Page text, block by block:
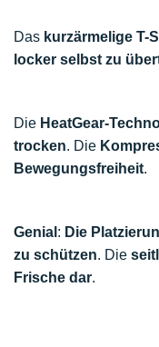
Das kurzärmelige T-
locker selbst zu
Die HeatGear-
trocken. Die
Bewegungsfreiheit.
Genial : Die
zu schützen. Die
Frische dar.